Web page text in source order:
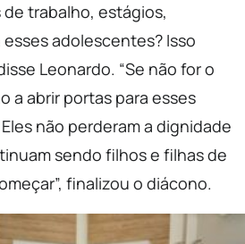
trabalho, estágios,
adolescentes? Isso
Leonardo. “Se não for o
a abrir portas para esses
não perderam a dignidade
sendo filhos e filhas de
finalizou o diácono.